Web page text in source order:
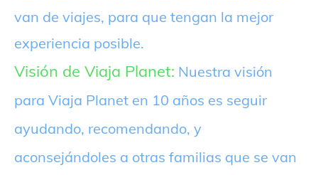
van de viajes, para que tengan la mejor
experiencia posible.
Visión de Viaja Planet: Nuestra visión
para Viaja Planet en 10 años es seguir
ayudando, recomendando, y
aconsejándoles a otras familias que se van